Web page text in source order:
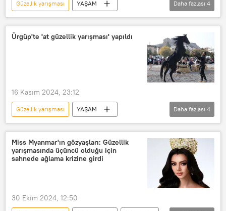
Güzellik yarışması
YAŞAM
Kainat Güzellik Yarışması
Meksika
Victoria Kjær Theilvigo
Yarışma
Daha fazlası 4
Ürgüp'te 'at güzellik yarışması' yapıldı
16 Kasım 2024, 23:12
Güzellik yarışması
YAŞAM
Nevşehir
Nevşehir Belediyesi
Ürgüp
at Yarışma
Daha fazlası 4
Miss Myanmar'ın gözyaşları: Güzellik
yarışmasında üçüncü olduğu için
sahnede ağlama krizine girdi
30 Ekim 2024, 12:50